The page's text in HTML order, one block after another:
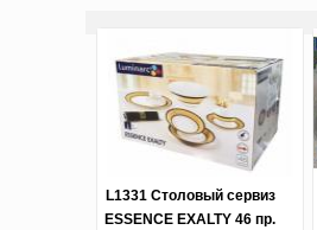
L1331 Столовый сервиз
ESSENCE EXALTY 46 пр.